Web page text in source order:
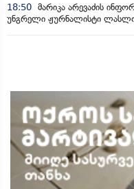
18:50 მარიკა არევაძის
უნგრელი ჟურნალისტი ლასლო